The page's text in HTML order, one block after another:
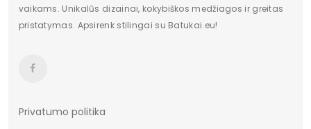
vaikams. Unikalūs dizainai, kokybiškos medžiagos ir greitas
pristatymas. Apsirenk stilingai su Batukai.eu!
Privatumo politika